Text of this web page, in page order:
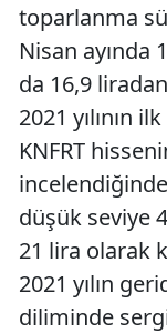
toparlanma
Nisan ayında
da 16,9
2021 yılının
KNFRT
düşük seviye
21 lira olarak
2021 yılın
diliminde